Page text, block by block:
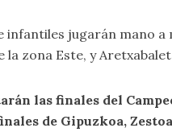
infantiles jugarán mano
la zona Este, y
las finales del
de Gipuzkoa,